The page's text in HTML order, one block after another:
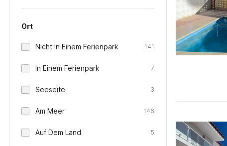
Ort
Nicht In Einem Ferienpark 141
In Einem Ferienpark 7
Seeseite 3
Am Meer 146
Auf Dem Land 5